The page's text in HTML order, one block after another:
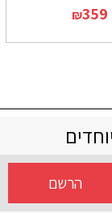
₪359
הרשם